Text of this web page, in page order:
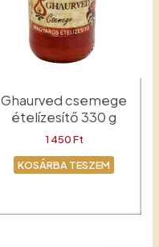
Ghaurved csemege
ételízesítő 330 g
1 450Ft
KOSÁRBA TESZEM